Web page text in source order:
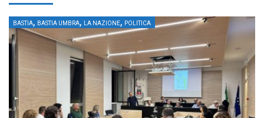
BASTIA, BASTIA UMBRA, LA NAZIONE, POLITICA